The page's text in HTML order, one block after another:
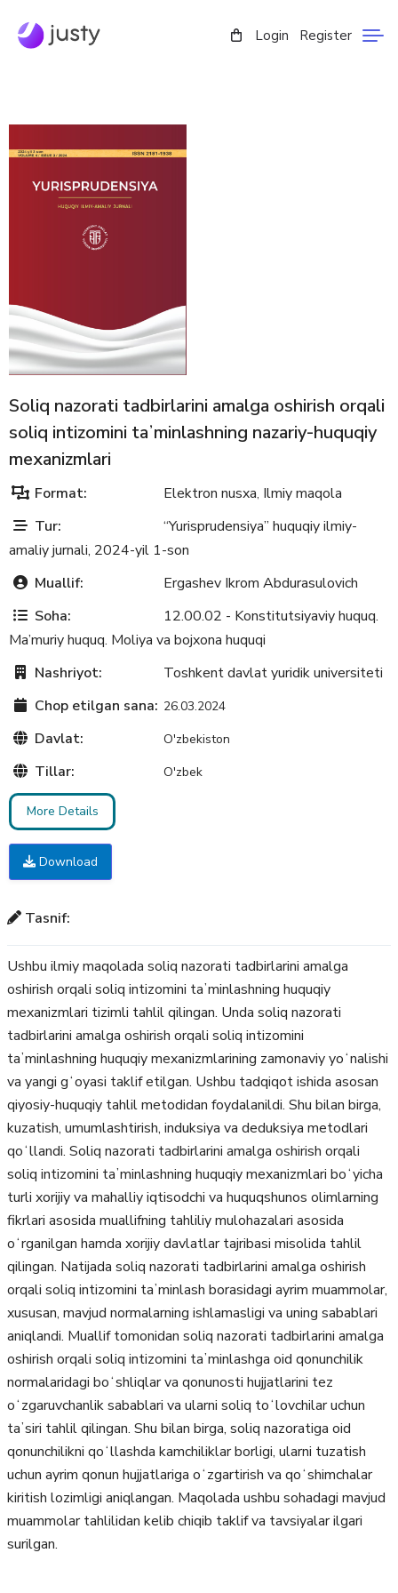
Login Register
Soliq nazorati tadbirlarini amalga oshirish orqali
soliq intizomini taʼminlashning nazariy-huquqiy
mexanizmlari
Format: Elektron nusxa, Ilmiy maqola
Tur:
“Yurisprudensiya” huquqiy ilmiy-
amaliy jurnali, 2024-yil 1-son
Muallif:
Ergashev Ikrom Abdurasulovich
Soha:
12.00.02 - Konstitutsiyaviy huquq.
Ma’muriy huquq. Moliya va bojxona huquqi
Nashriyot:
Toshkent davlat yuridik universiteti
Chop etilgan sana: 26.03.2024
Davlat: O'zbekiston
Tillar: O'zbek
More Details
Download
Tasnif:
Ushbu ilmiy maqolada soliq nazorati tadbirlarini amalga
oshirish orqali soliq intizomini taʼminlashning huquqiy
mexanizmlari tizimli tahlil qilingan. Unda soliq nazorati
tadbirlarini amalga oshirish orqali soliq intizomini
taʼminlashning huquqiy mexanizmlarining zamonaviy yoʻnalishi
va yangi gʻoyasi taklif etilgan. Ushbu tadqiqot ishida asosan
qiyosiy-huquqiy tahlil metodidan foydalanildi. Shu bilan birga,
kuzatish, umumlashtirish, induksiya va deduksiya metodlari
qoʻllandi. Soliq nazorati tadbirlarini amalga oshirish orqali
soliq intizomini taʼminlashning huquqiy mexanizmlari boʻyicha
turli xorijiy va mahalliy iqtisodchi va huquqshunos olimlarning
fikrlari asosida muallifning tahliliy mulohazalari asosida
oʻrganilgan hamda xorijiy davlatlar tajribasi misolida tahlil
qilingan. Natijada soliq nazorati tadbirlarini amalga oshirish
orqali soliq intizomini taʼminlash borasidagi ayrim muammolar,
xususan, mavjud normalarning ishlamasligi va uning sabablari
aniqlandi. Muallif tomonidan soliq nazorati tadbirlarini amalga
oshirish orqali soliq intizomini taʼminlashga oid qonunchilik
normalaridagi boʻshliqlar va qonunosti hujjatlarini tez
oʻzgaruvchanlik sabablari va ularni soliq toʻlovchilar uchun
taʼsiri tahlil qilingan. Shu bilan birga, soliq nazoratiga oid
qonunchilikni qoʻllashda kamchiliklar borligi, ularni tuzatish
uchun ayrim qonun hujjatlariga oʻzgartirish va qoʻshimchalar
kiritish lozimligi aniqlangan. Maqolada ushbu sohadagi mavjud
muammolar tahlilidan kelib chiqib taklif va tavsiyalar ilgari
surilgan.